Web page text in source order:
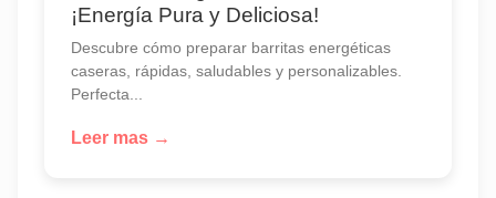
¡Energía Pura y Deliciosa!
Descubre cómo preparar barritas energéticas
caseras, rápidas, saludables y personalizables.
Perfecta...
Leer mas →